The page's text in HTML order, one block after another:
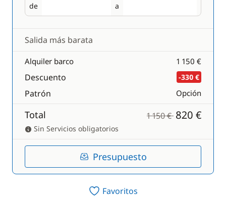
de
Salida a
Regreso
Salida más barata
Alquiler barco 1 150 €
Descuento -330 €
Patrón Opción
Total 1 150 € 820 €
Sin Servicios obligatorios
Presupuesto
Favoritos